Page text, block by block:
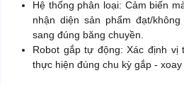
Hệ thống phân loại: Cảm biến
nhận diện sản phẩm đạt/
sang đúng băng chuyền.
Robot gắp tự động: Xác định
thực hiện đúng chu kỳ gắp - xoay